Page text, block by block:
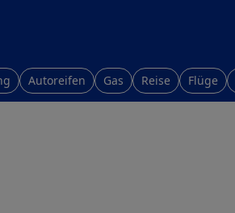
Autoreifen Gas Reise Flüge